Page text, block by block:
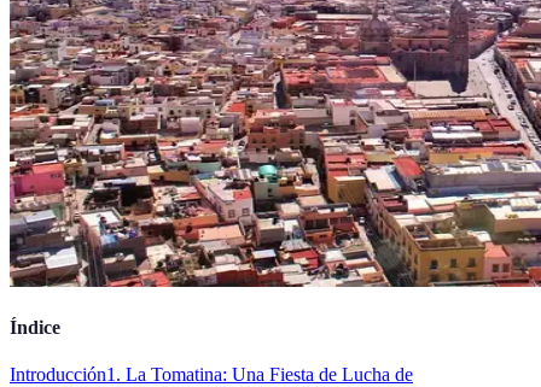
Índice
Introducción1. La Tomatina: Una Fiesta de Lucha de